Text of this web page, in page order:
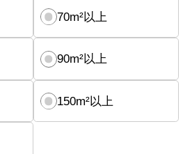
70m²以上
90m²以上
150m²以上